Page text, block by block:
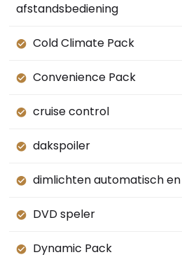
afstandsbediening
Cold Climate Pack
Convenience Pack
cruise control
dakspoiler
dimlichten automatisch
DVD speler
Dynamic Pack